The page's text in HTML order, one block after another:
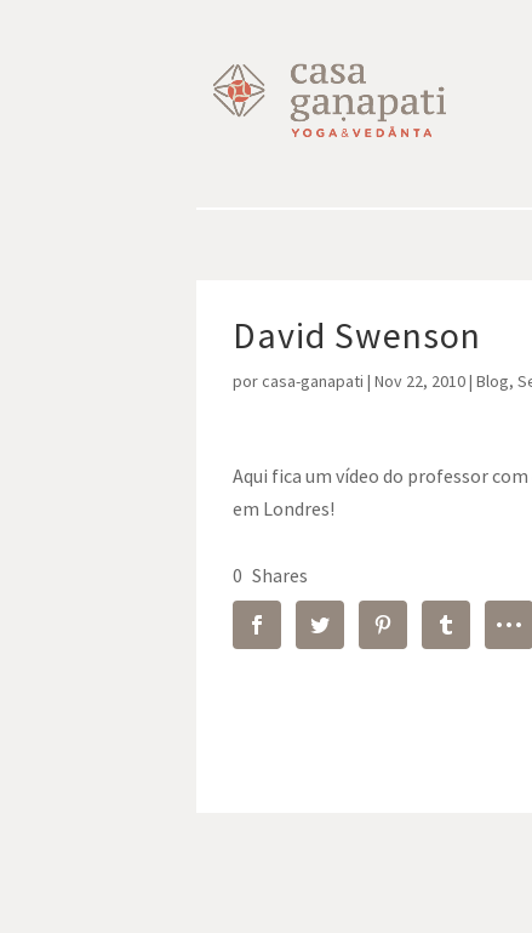
David Swenson
porcasa-ganapati | Nov 22, 2010| Blog,
Aqui fica um vídeo do professor
em Londres!
0 Shares